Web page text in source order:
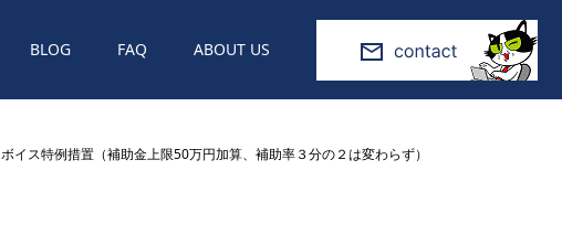
BLOG FAQ ABOUT US
ス特例措置（補助金上限50万円加算、補助率３分の２は変わらず）